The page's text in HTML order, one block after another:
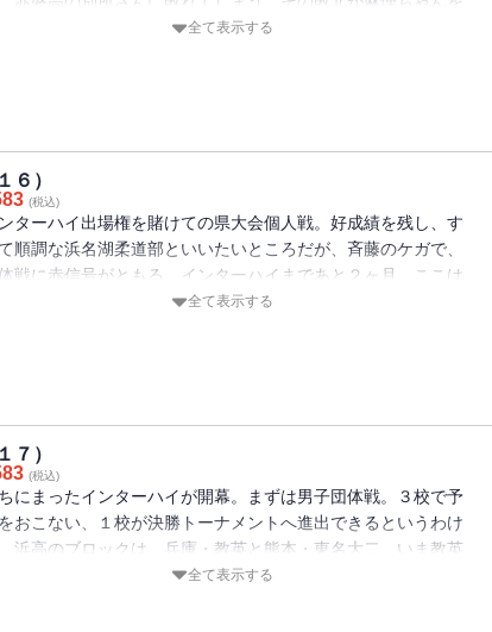
い立たせた！インターハイ出場へむけて、いま浜高柔道部の意
全て表示する
６）
(税込)
ターハイ出場権を賭けての県大会個人戦。好成績を残し、す
順調な浜名湖柔道部といいたいところだが、斉藤のケガで、
戦に赤信号がともる。インターハイまであと２ヶ月。ここは
年生・仲安と石野の奮起あるのみ。目標は日本一、浜高ガン
全て表示する
７）
(税込)
にまったインターハイが開幕。まずは男子団体戦。３校で予
おこない、１校が決勝トーナメントへ進出できるというわけ
浜高のブロックは、兵庫・教英と熊本・東名大二。いま教英
を相手に、浜高の先鋒・宮崎が、インターハイの初勝利をめざ
全て表示する